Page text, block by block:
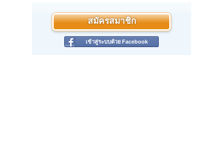
สมัครสมาชิก
เข้าสู่ระบบด้วย Facebook